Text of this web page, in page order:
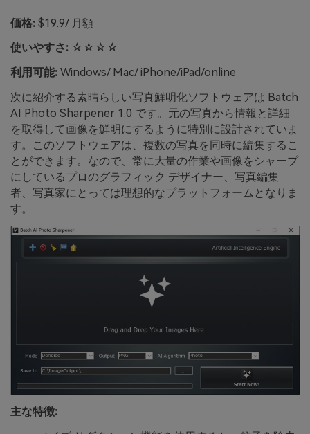
価格: $19.9/ 月額
使いやすさ: ☆☆☆☆
利用可能: Windows/ Mac/ iPhone/iPad/online
次に紹介する素晴らしい写真鮮明化ソフトウェアは Batch
AI Photo Sharpener 1.0 です。元の写真から情報と詳細
を取得して画像を鮮明にするように特別に設計されていま
す。このソフトウェアは、複数の写真を同時に編集するこ
とができます。なので、常に大量の作業や画像をシャープ
にしているプロのグラフィック デザイナー、写真編集
者、写真家にとっては理想的なプラットフォームとなりま
す。
主な特徴: